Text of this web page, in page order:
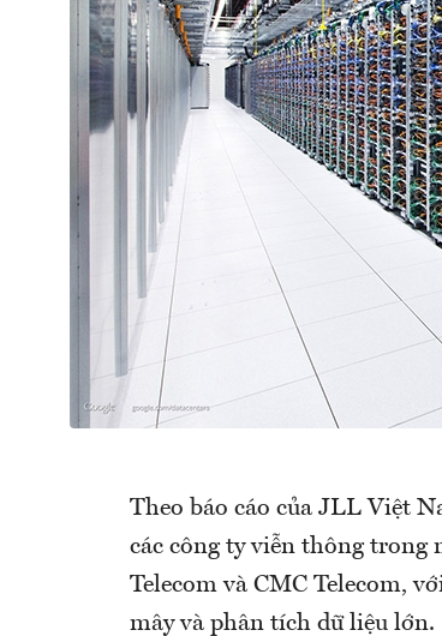
Theo báo cáo của JLL Việt
các công ty viễn thông
Telecom và CMC Telecom,
mây và phân tích dữ liệu lớn.